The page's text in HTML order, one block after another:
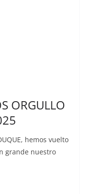
ORGULLO
hemos vuelto
grande nuestro